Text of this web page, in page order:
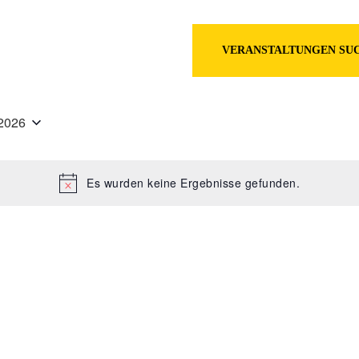
Hinweis
Es wurden keine Ergebnisse gefunden.
VERANSTALTUNGEN